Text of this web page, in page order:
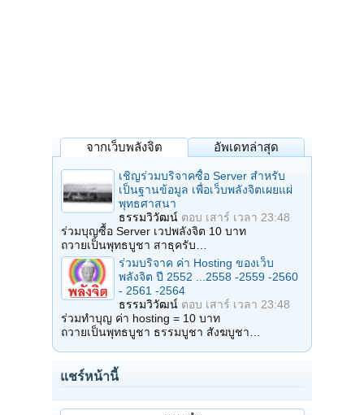
จากเว็บพลังจิต อัพเดทล่าสุด
เชิญร่วมบริจาคซื้อ Server สำหรับ
เป็นฐานข้อมูล เพื่อเว็บพลังจิตเผยแผ่
พุทธศาสนา
ธรรมวิวัฒน์ ตอบ เสาร์ เวลา 23:48
ร่วมบุญซื้อ Server เวปพลังจิต 10 บาท
ถวายเป็นพุทธบูชา สาธุครับ…
ร่วมบริจาค ค่า Hosting ของเว็บ
พลังจิต ปี 2552 ...2558 -2559 -2560
- 2561 -2564
ธรรมวิวัฒน์ ตอบ เสาร์ เวลา 23:48
ร่วมทำบุญ ค่า hosting = 10 บาท
ถวายเป็นพุทธบูชา ธรรมบูชา สังฆบูชา…
แชร์หน้านี้